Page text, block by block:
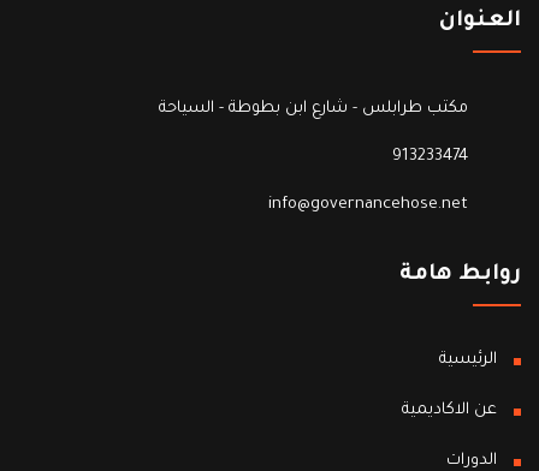
العنوان
مكتب طرابلس - شارع ابن بطوطة - السياحة
913233474
info@governancehose.net
روابط هامة
الرئيسية
عن الاكاديمية
الدورات